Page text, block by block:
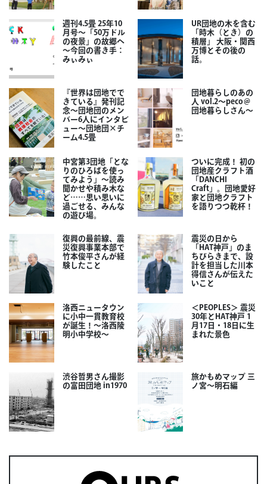
週刊4.5畳 25年10
月号～「50万ドル
の夜景」の故郷へ
～今回の書き手：
みぃみぃ
UR団地の木を含む
「時木（とき）の
積層」 大阪・関西
万博とその後の
話。
『世界は団地でで
きている』発刊記
念～団地団のメン
バー6人にインタビ
ュー～団地団×チ
ーム4.5畳
団地暮らしのあの
人 vol.2～peco＠
団地暮らしさん～
中宮第3団地「とな
りのひろばを使っ
てみよう」～読み
聞かせや積み木な
ど……思い思いに
過ごせる、みんな
の遊び場。
ついに完成！ 初の
団地産クラフト酒
「DANCHI
Craft」。団地愛好
家と団地クラフト
を語りつつ乾杯！
復興の最前線、震
災復興事業本部で
竹本俊平さんが経
験したこと
震災の日から
「HAT神戸」のま
ちびらきまで、設
計を担当した川本
得信さんが伝えた
いこと
洛西ニュータウン
に小中一貫教育校
が誕生！～洛西陵
明小中学校～
＜PEOPLES＞ 震災
30年とHAT神戸 1
月17日・18日に生
まれた景色
渋谷哲男さん撮影
の富田団地 in1970
旅かもめマップ 三
ノ宮〜明石編